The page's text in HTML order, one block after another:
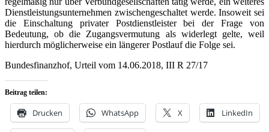
Dienstleistungsunternehmen zwischengeschaltet werde. Insoweit sei
die Einschaltung privater Postdienstleister bei der Frage von
Bedeutung, ob die Zugangsvermutung als widerlegt gelte, weil
hierdurch möglicherweise ein längerer Postlauf die Folge sei.
Bundesfinanzhof, Urteil vom 14.06.2018, III R 27/17
Beitrag teilen:
Drucken WhatsApp X LinkedIn